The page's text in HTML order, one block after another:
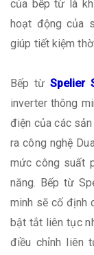
của bếp từ là
hoạt động của
giúp tiết kiệm
Bếp từ Spelier
inverter thông
điện của các
ra công nghệ
mức công suất
năng. Bếp từ
minh sẽ cố định
bật tắt liên tục
điều chỉnh liên